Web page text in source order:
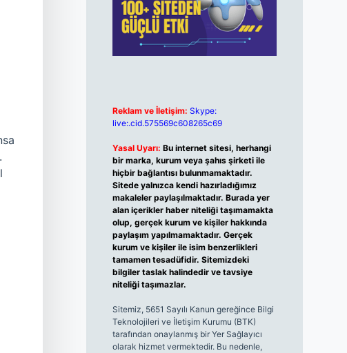
Reklam ve İletişim: Skype:
live:.cid.575569c608265c69
Yasal Uyarı: Bu internet sitesi, herhangi
bir marka, kurum veya şahıs şirketi ile
hiçbir bağlantısı bulunmamaktadır.
Sitede yalnızca kendi hazırladığımız
makaleler paylaşılmaktadır. Burada yer
alan içerikler haber niteliği taşımamakta
olup, gerçek kurum ve kişiler hakkında
paylaşım yapılmamaktadır. Gerçek
kurum ve kişiler ile isim benzerlikleri
tamamen tesadüfidir. Sitemizdeki
bilgiler taslak halindedir ve tavsiye
niteliği taşımazlar.
Sitemiz, 5651 Sayılı Kanun gereğince Bilgi
Teknolojileri ve İletişim Kurumu (BTK)
tarafından onaylanmış bir Yer Sağlayıcı
olarak hizmet vermektedir. Bu nedenle,